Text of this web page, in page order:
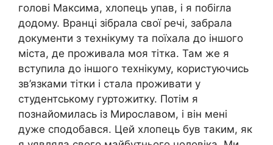
голові Максима, хлопець упав, і я побіrла
додому. Вранці зібрала свої речі, забрала
документи з технікуму та поїхала до іншого
міста, де проживала моя тітка. Там же я
вступила до іншого технікуму, користуючись
зв’язками тітки і стала проживати у
студентському гуртожитку. Потім я
познайомилась із Мирославом, і він мені
дуже сподобався. Цей хлопець був таким, як